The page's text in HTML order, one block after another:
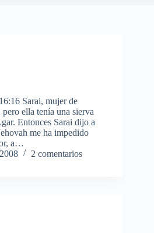
Sarai, mujer de
ella tenía una sierva
Entonces Sarai dijo a
me ha impedido
a…
2 comentarios